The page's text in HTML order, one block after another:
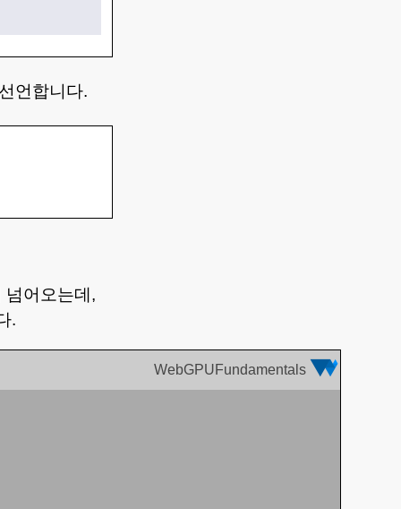
언합니다.
넘어오는데,
.